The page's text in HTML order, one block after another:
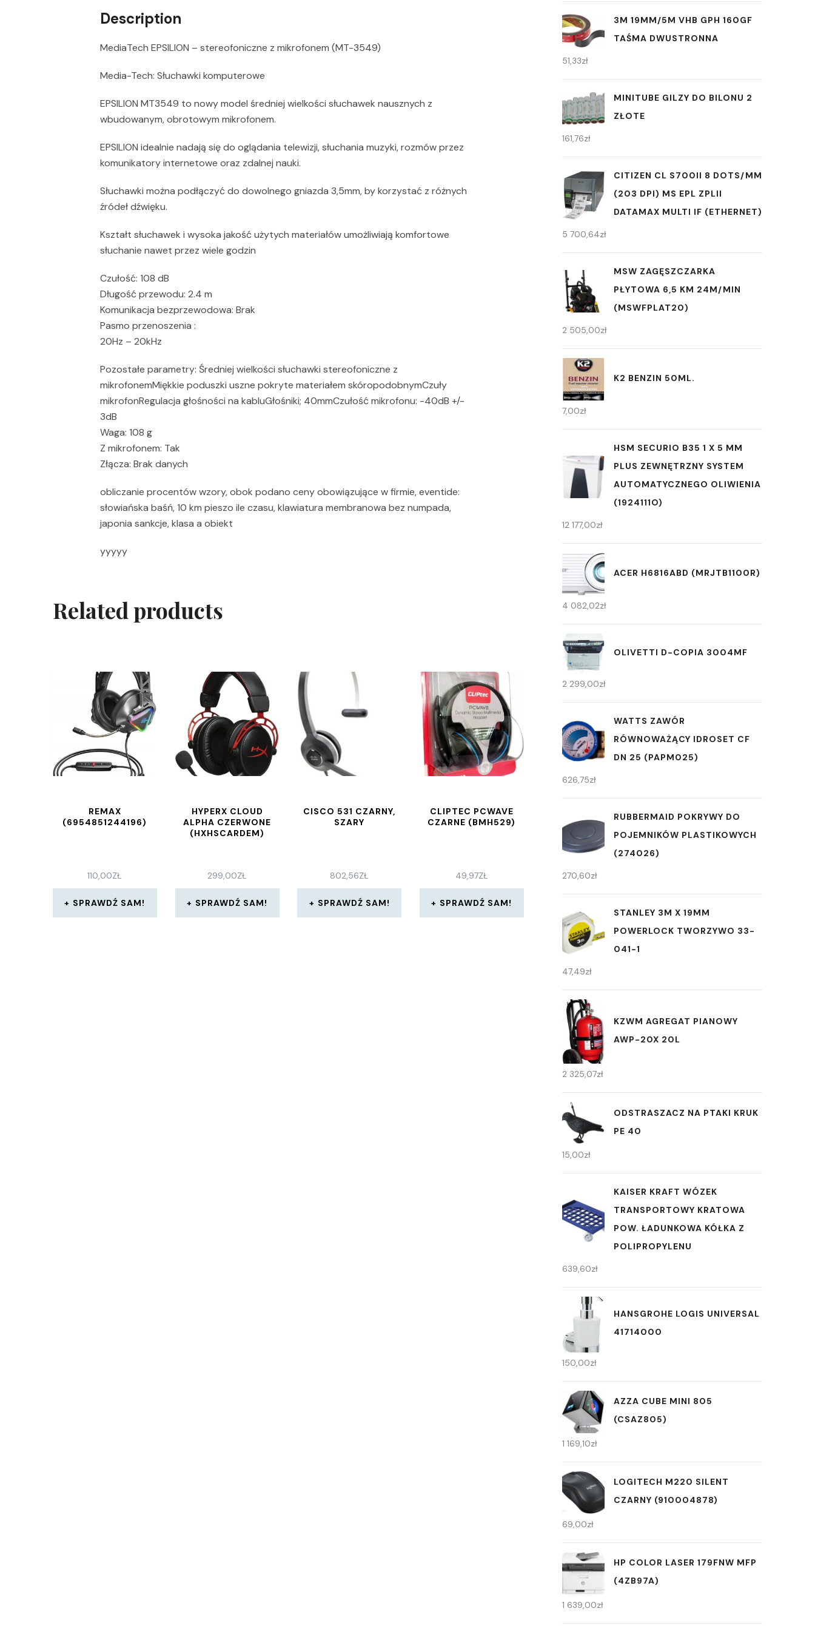
Description
MediaTech EPSILION – stereofoniczne z mikrofonem (MT-3549)
Media-Tech: Słuchawki komputerowe
EPSILION MT3549 to nowy model średniej wielkości słuchawek nausznych z
wbudowanym, obrotowym mikrofonem.
EPSILION idealnie nadają się do oglądania telewizji, słuchania muzyki, rozmów przez
komunikatory internetowe oraz zdalnej nauki.
Słuchawki można podłączyć do dowolnego gniazda 3,5mm, by korzystać z różnych
źródeł dźwięku.
Kształt słuchawek i wysoka jakość użytych materiałów umożliwiają komfortowe
słuchanie nawet przez wiele godzin
Czułość: 108 dB
Długość przewodu: 2.4 m
Komunikacja bezprzewodowa: Brak
Pasmo przenoszenia :
20Hz – 20kHz
Pozostałe parametry: Średniej wielkości słuchawki stereofoniczne z
mikrofonemMiękkie poduszki uszne pokryte materiałem skóropodobnymCzuły
mikrofonRegulacja głośności na kabluGłośniki; 40mmCzułość mikrofonu: -40dB +/-
3dB
Waga: 108 g
Z mikrofonem: Tak
Złącza: Brak danych
obliczanie procentów wzory, obok podano ceny obowiązujące w firmie, eventide:
słowiańska baśń, 10 km pieszo ile czasu, klawiatura membranowa bez numpada,
japonia sankcje, klasa a obiekt
yyyyy
Related products
REMAX
(6954851244196)
110,00ZŁ
SPRAWDŹ SAM!
HYPERX CLOUD
ALPHA CZERWONE
(HXHSCARDEM)
299,00ZŁ
SPRAWDŹ SAM!
CISCO 531 CZARNY,
SZARY
802,56ZŁ
SPRAWDŹ SAM!
CLIPTEC PCWAVE
CZARNE (BMH529)
49,97ZŁ
SPRAWDŹ SAM!
3M 19MM/5M VHB GPH 160GF
TAŚMA DWUSTRONNA
51,33zł
MINITUBE GILZY DO BILONU 2
ZŁOTE
161,76zł
CITIZEN CL S700II 8 DOTS/MM
(203 DPI) MS EPL ZPLII
DATAMAX MULTI IF (ETHERNET)
5 700,64zł
MSW ZAGĘSZCZARKA
PŁYTOWA 6,5 KM 24M/MIN
(MSWFPLAT20)
2 505,00zł
K2 BENZIN 50ML.
7,00zł
HSM SECURIO B35 1 X 5 MM
PLUS ZEWNĘTRZNY SYSTEM
AUTOMATYCZNEGO OLIWIENIA
(1924111O)
12 177,00zł
ACER H6816ABD (MRJTB1100R)
4 082,02zł
OLIVETTI D-COPIA 3004MF
2 299,00zł
WATTS ZAWÓR
RÓWNOWAŻĄCY IDROSET CF
DN 25 (PAPM025)
626,75zł
RUBBERMAID POKRYWY DO
POJEMNIKÓW PLASTIKOWYCH
(274026)
270,60zł
STANLEY 3M X 19MM
POWERLOCK TWORZYWO 33-
041-1
47,49zł
KZWM AGREGAT PIANOWY
AWP-20X 20L
2 325,07zł
ODSTRASZACZ NA PTAKI KRUK
PE 40
15,00zł
KAISER KRAFT WÓZEK
TRANSPORTOWY KRATOWA
POW. ŁADUNKOWA KÓŁKA Z
POLIPROPYLENU
639,60zł
HANSGROHE LOGIS UNIVERSAL
41714000
150,00zł
AZZA CUBE MINI 805
(CSAZ805)
1 169,10zł
LOGITECH M220 SILENT
CZARNY (910004878)
69,00zł
HP COLOR LASER 179FNW MFP
(4ZB97A)
1 639,00zł